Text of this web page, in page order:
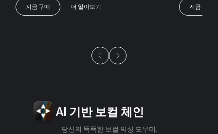
지금 구매
더 알아보기
지금 구매
슬라이드 1/5
AI 기반 보컬 체인
당신의 똑똑한 보컬 믹싱 도우미.